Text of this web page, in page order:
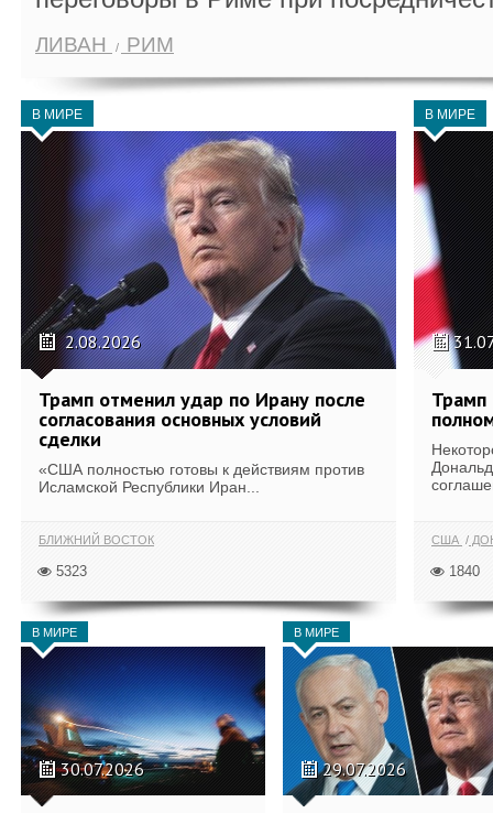
ЛИВАН РИМ
В МИРЕ
2.08.2026
Трамп отменил удар по Ирану после
согласования основных условий
сделки
«США полностью готовы к действиям против
Исламской Республики Иран...
БЛИЖНИЙ ВОСТОК
5323
В МИРЕ
Трамп
США
1840
В МИРЕ
30.07.2026
В МИРЕ
29.07.2026